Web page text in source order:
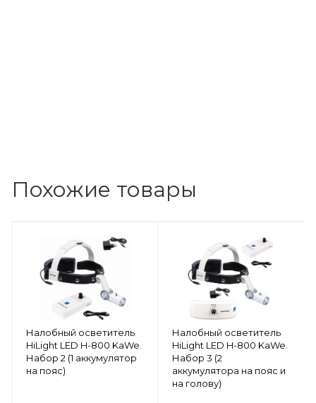
Похожие товары
Налобный осветитель
HiLight LED H-800 KaWe.
Набор 2 (1 аккумулятор
на пояс)
Налобный осветитель
HiLight LED H-800 KaWe.
Набор 3 (2
аккумулятора на пояс и
на голову)